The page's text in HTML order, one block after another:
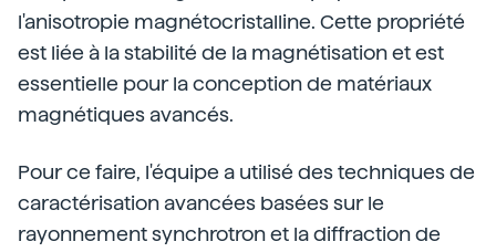
l'anisotropie magnétocristalline. Cette propriété
est liée à la stabilité de la magnétisation et est
essentielle pour la conception de matériaux
magnétiques avancés.
Pour ce faire, l'équipe a utilisé des techniques de
caractérisation avancées basées sur le
rayonnement synchrotron et la diffraction de